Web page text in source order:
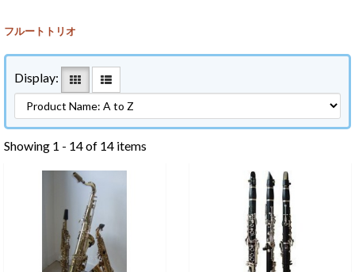
フルートトリオ
Display:
Showing 1 - 14 of 14 items